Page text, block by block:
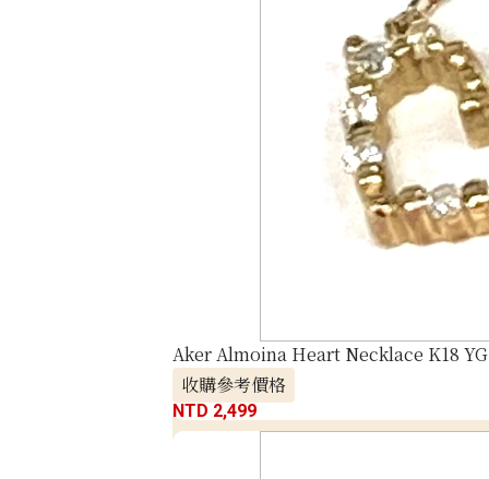
Aker Almoina Heart Necklace K18 YG
收購參考價格
NTD 2,499